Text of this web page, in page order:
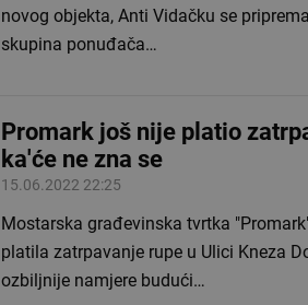
novog objekta, Anti Vidačku se
skupina ponuđača…
Promark još nije platio
ka'će ne zna se
15.06.2022 22:25
Mostarska građevinska tvrtka
platila zatrpavanje rupe u Ulici Kneza
ozbiljnije namjere budući…